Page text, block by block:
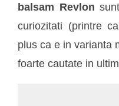
balsam Revlon
curiozitati (printre
plus ca e in varianta
foarte cautate in